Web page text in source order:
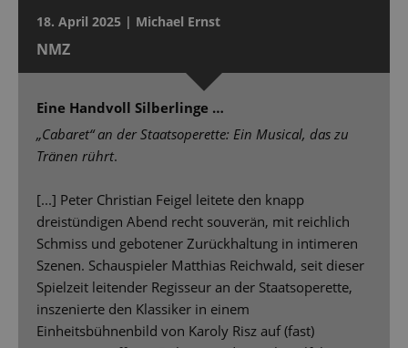
18. April 2025 | Michael Ernst
NMZ
Eine Handvoll Silberlinge …
„Cabaret“ an der Staatsoperette: Ein Musical, das zu
Tränen rührt.
[...] Peter Christian Feigel leitete den knapp
dreistündigen Abend recht souverän, mit reichlich
Schmiss und gebotener Zurückhaltung in intimeren
Szenen. Schauspieler Matthias Reichwald, seit dieser
Spielzeit leitender Regisseur an der Staatsoperette,
inszenierte den Klassiker in einem
Einheitsbühnenbild von Karoly Risz auf (fast)